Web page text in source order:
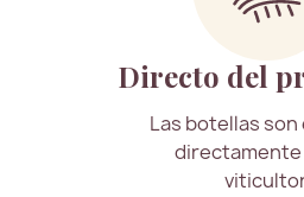
Directo del
Las botellas son
directamente